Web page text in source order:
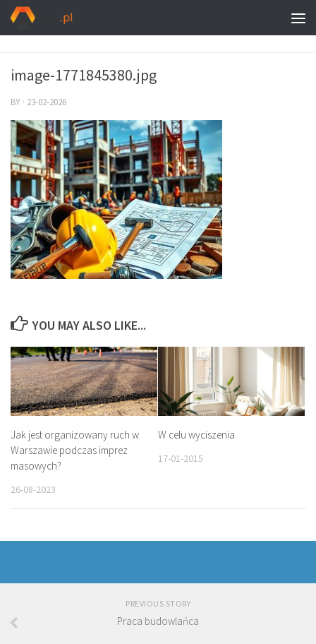
image-1771845380.jpg
BY · 23-02-2026
YOU MAY ALSO LIKE...
Jak jest organizowany ruch w
Warszawie podczas imprez
masowych?
26-08-2023
W celu wyciszenia
17-01-2015
PREVIOUS STORY
Praca budowlańca